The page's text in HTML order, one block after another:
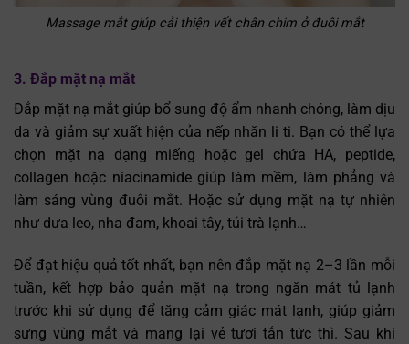
Massage mắt giúp cải thiện vết chân chim ở đuôi mắt
3. Đắp mặt nạ mắt
Đắp mặt nạ mắt giúp bổ sung độ ẩm nhanh chóng, làm dịu
da và giảm sự xuất hiện của nếp nhăn li ti. Bạn có thể lựa
chọn mặt nạ dạng miếng hoặc gel chứa HA, peptide,
collagen hoặc niacinamide giúp làm mềm, làm phẳng và
làm sáng vùng đuôi mắt. Hoặc sử dụng mặt nạ tự nhiên
như dưa leo, nha đam, khoai tây, túi trà lạnh…
Để đạt hiệu quả tốt nhất, bạn nên đắp mặt nạ 2–3 lần mỗi
tuần, kết hợp bảo quản mặt nạ trong ngăn mát tủ lạnh
trước khi sử dụng để tăng cảm giác mát lạnh, giúp giảm
sưng vùng mắt và mang lại vẻ tươi tắn tức thì. Sau khi